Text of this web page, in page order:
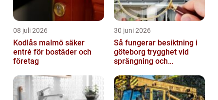
08 juli 2026
Kodlås malmö säker
entré för bostäder och
företag
30 juni 2026
Så fungerar besiktning i
göteborg trygghet vid
sprängning och